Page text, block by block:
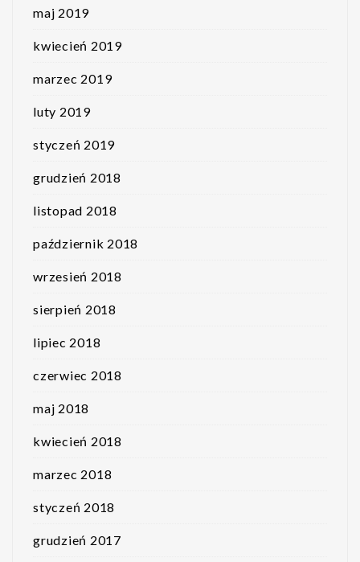
maj 2019
kwiecień 2019
marzec 2019
luty 2019
styczeń 2019
grudzień 2018
listopad 2018
październik 2018
wrzesień 2018
sierpień 2018
lipiec 2018
czerwiec 2018
maj 2018
kwiecień 2018
marzec 2018
styczeń 2018
grudzień 2017